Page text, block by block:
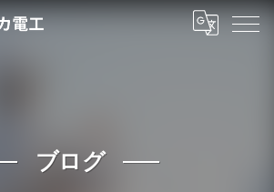
ブログ